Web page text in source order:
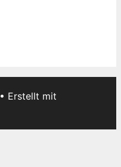
• Erstellt mit